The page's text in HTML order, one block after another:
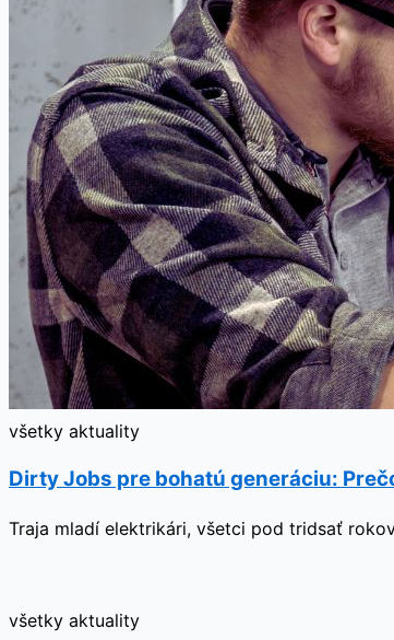
všetky aktuality
Dirty Jobs pre bohatú generáciu:
Traja mladí elektrikári, všetci pod tridsať
všetky aktuality